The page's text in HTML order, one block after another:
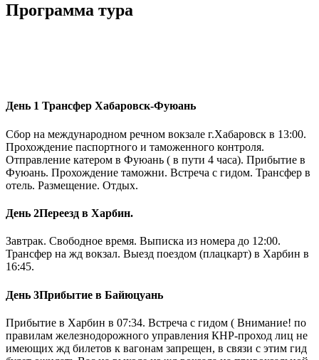
Программа тура
День 1 Трансфер Хабаровск-Фуюань
Сбор на международном речном вокзале г.Хабаровск в 13:00.
Прохождение паспортного и таможенного контроля.
Отправление катером в Фуюань ( в пути 4 часа). Прибытие в
Фуюань. Прохождение таможни. Встреча с гидом. Трансфер в
отель. Размещение. Отдых.
День 2Переезд в Харбин.
Завтрак. Свободное время. Выписка из номера до 12:00.
Трансфер на жд вокзал. Выезд поездом (плацкарт) в Харбин в
16:45.
День 3Прибытие в Байюцуань
Прибытие в Харбин в 07:34. Встреча с гидом ( Внимание! по
правилам железнодорожного управления КНР-проход лиц не
имеющих жд билетов к вагонам запрещен, в связи с этим гид